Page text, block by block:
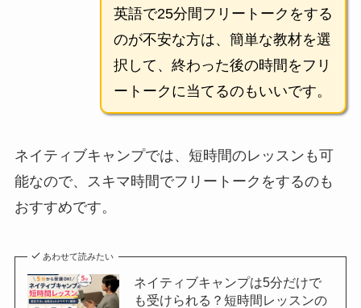
英語で25分間フリートークをする
のが不安な方は、簡単な教材を選
択して、終わった後の時間をフリ
ートークに当てるのもいいです。
ネイティブキャンプでは、短時間のレッスンも可
能なので、スキマ時間でフリートークをするのも
おすすめです。
あわせて読みたい
ネイティブキャンプは5分だけで
も受けられる？短時間レッスンの